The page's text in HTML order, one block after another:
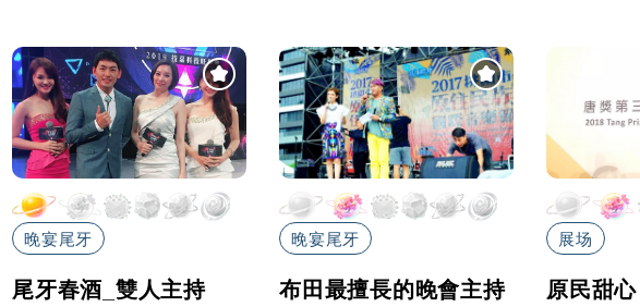
晚宴尾牙
尾牙春酒_雙人主持
晚宴尾牙
布田最擅長的晚會主持
展场
原民甜